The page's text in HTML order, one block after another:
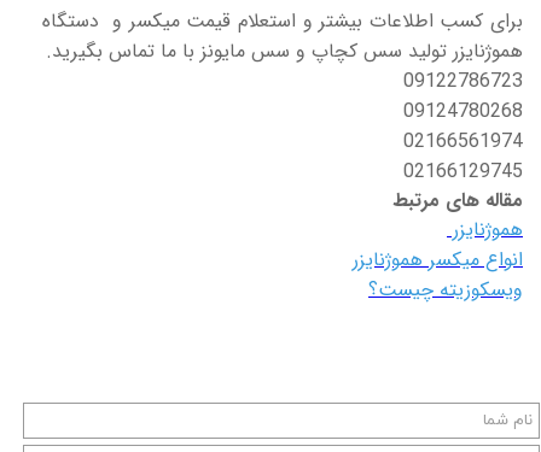
برای کسب اطلاعات بیشتر و استعلام قیمت میکسر و دستگاه
هموژنایزر تولید سس کچاپ و سس مایونز با ما تماس بگیرید.
09122786723
09124780268
02166561974
02166129745
مقاله های مرتبط
هموژنایزر
انواع میکسر هموژنایزر
ویسکوزیته چیست؟